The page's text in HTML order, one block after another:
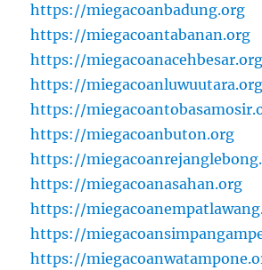
https://miegacoanbadung.org
https://miegacoantabanan.org
https://miegacoanacehbesar.org
https://miegacoanluwuutara.org
https://
https://miegacoanbuton.org
https://
https://miegacoanasahan.org
https://
https://
https://